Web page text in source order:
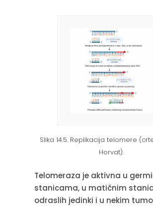
Slika 14.5. Replikacija telomere
Horvat).
Telomeraza je aktivna u
stanicama, u matičnim
odraslih jedinki i u nekim